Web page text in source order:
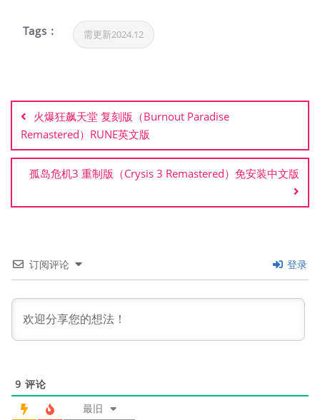
Tags : 需更新2024.12
章
导
航
火爆狂飙天堂 复刻版（Burnout Paradise
Remastered）RUNE英文版
孤岛危机3 重制版（Crysis 3 Remastered）免安装中文版
订阅评论 登录
9 评论
最旧